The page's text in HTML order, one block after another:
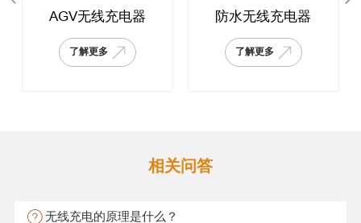
AGV无线充电器
了解更多
防水无线充电器
了解更多
相关问答
无线充电的原理是什么？